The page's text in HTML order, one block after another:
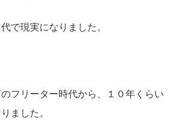
で現実になりました。
フリーター時代から、１０年くらい
ました。